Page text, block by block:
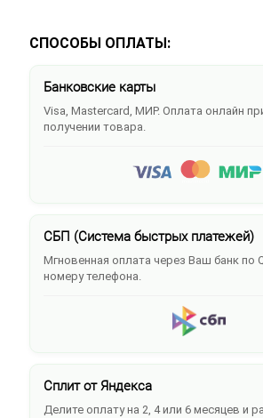
СПОСОБЫ ОПЛАТЫ:
Банковские карты
Visa, Mastercard, МИР. Оплата онлайн
получении товара.
СБП (Система быстрых платежей)
Мгновенная оплата через Ваш банк по
номеру телефона.
Сплит от Яндекса
Делите оплату на 2, 4 или 6 месяцев и